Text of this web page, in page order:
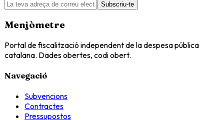
Subscriu-te
Menjòmetre
Portal de fiscalització independent de la despesa pública
catalana. Dades obertes, codi obert.
Navegació
Subvencions
Contractes
Pressupostos